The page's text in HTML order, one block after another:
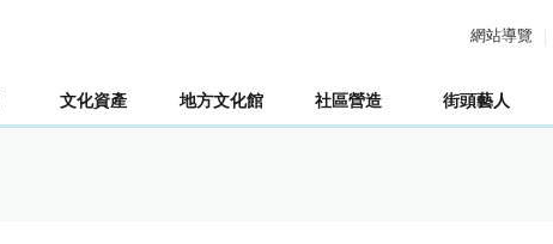
網站導覽
文化資產 地方文化館 社區營造 街頭藝人